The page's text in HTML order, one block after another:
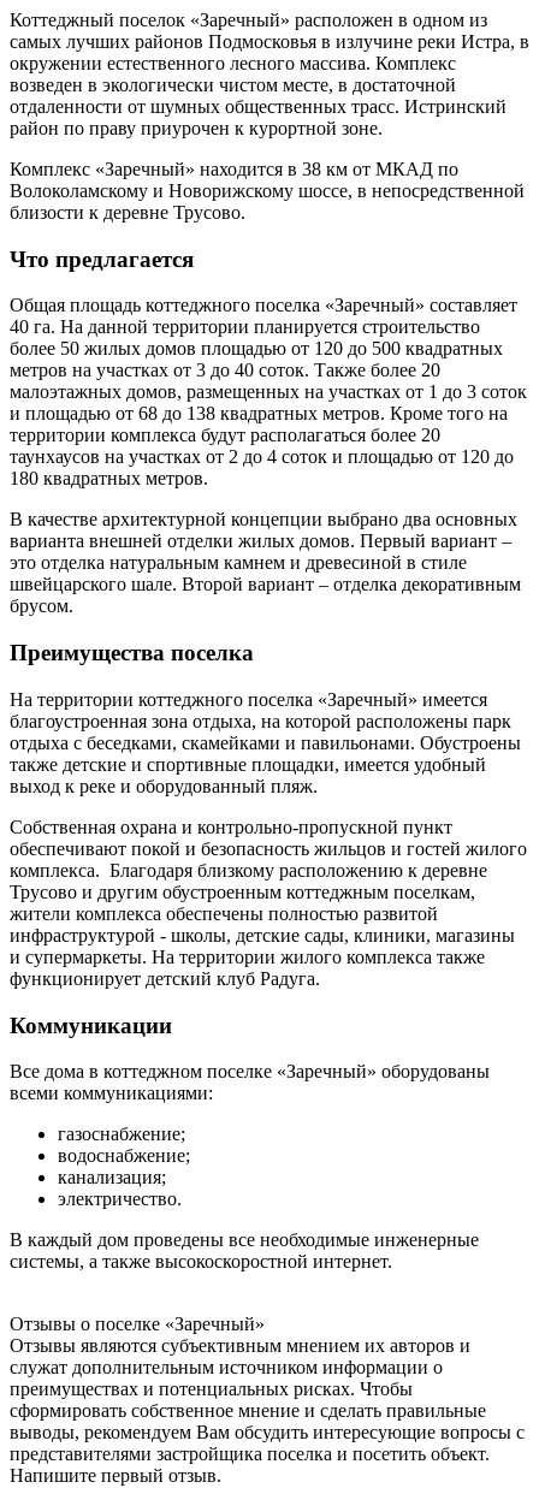
Коттеджный поселок «Заречный» расположен в одном из
самых лучших районов Подмосковья в излучине реки Истра, в
окружении естественного лесного массива. Комплекс
возведен в экологически чистом месте, в достаточной
отдаленности от шумных общественных трасс. Истринский
район по праву приурочен к курортной зоне.
Комплекс «Заречный» находится в 38 км от МКАД по
Волоколамскому и Новорижскому шоссе, в непосредственной
близости к деревне Трусово.
Что предлагается
Общая площадь коттеджного поселка «Заречный» составляет
40 га. На данной территории планируется строительство
более 50 жилых домов площадью от 120 до 500 квадратных
метров на участках от 3 до 40 соток. Также более 20
малоэтажных домов, размещенных на участках от 1 до 3 соток
и площадью от 68 до 138 квадратных метров. Кроме того на
территории комплекса будут располагаться более 20
таунхаусов на участках от 2 до 4 соток и площадью от 120 до
180 квадратных метров.
В качестве архитектурной концепции выбрано два основных
варианта внешней отделки жилых домов. Первый вариант –
это отделка натуральным камнем и древесиной в стиле
швейцарского шале. Второй вариант – отделка декоративным
брусом.
Преимущества поселка
На территории коттеджного поселка «Заречный» имеется
благоустроенная зона отдыха, на которой расположены парк
отдыха с беседками, скамейками и павильонами. Обустроены
также детские и спортивные площадки, имеется удобный
выход к реке и оборудованный пляж.
Собственная охрана и контрольно-пропускной пункт
обеспечивают покой и безопасность жильцов и гостей жилого
комплекса. Благодаря близкому расположению к деревне
Трусово и другим обустроенным коттеджным поселкам,
жители комплекса обеспечены полностью развитой
инфраструктурой - школы, детские сады, клиники, магазины
и супермаркеты. На территории жилого комплекса также
функционирует детский клуб Радуга.
Коммуникации
Все дома в коттеджном поселке «Заречный» оборудованы
всеми коммуникациями:
газоснабжение;
водоснабжение;
канализация;
электричество.
В каждый дом проведены все необходимые инженерные
системы, а также высокоскоростной интернет.
Отзывы о поселке «Заречный»
Отзывы являются субъективным мнением их авторов и
служат дополнительным источником информации о
преимуществах и потенциальных рисках. Чтобы
сформировать собственное мнение и сделать правильные
выводы, рекомендуем Вам обсудить интересующие вопросы с
представителями застройщика поселка и посетить объект.
Напишите первый отзыв.